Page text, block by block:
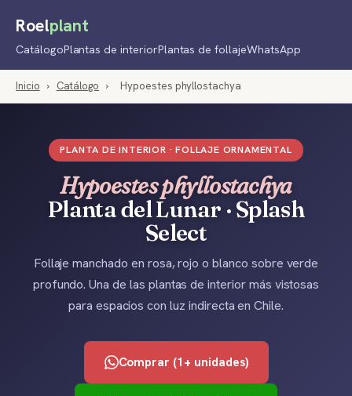
Roelplant
CatálogoPlantas de interiorPlantas de follajeWhatsApp
Inicio › Catálogo › Hypoestes phyllostachya
PLANTA DE INTERIOR · FOLLAJE ORNAMENTAL
Hypoestes phyllostachya
Planta del Lunar · Splash
Select
Follaje manchado en rosa, rojo o blanco sobre verde
profundo. Una de las plantas de interior más vistosas
para espacios con luz indirecta en Chile.
Comprar (1+ unidades)